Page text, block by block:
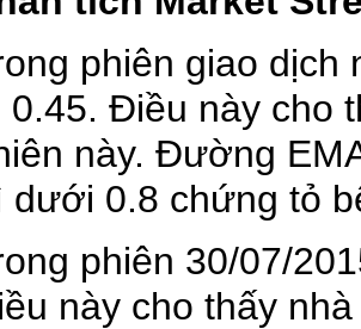
phiên giao dịch
0.45. Điều này cho
này. Đường
dưới 0.8 chứng tỏ
phiên 30/07/
này cho thấy